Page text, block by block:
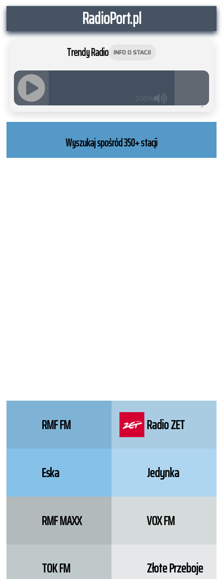
RadioPort.pl
Trendy Radio INFO O STACJI
100%
RADIO
WORDPRESS
Wyszukaj spośród 350+ stacji
RMF FM Radio ZET
Eska Jedynka
RMF MAXX VOX FM
TOK FM Złote Przeboje